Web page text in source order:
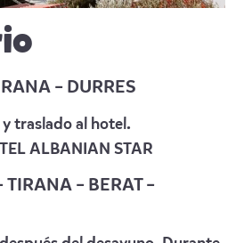
– DURRES
traslado al hotel.
ALBANIAN STAR
TIRANA – BERAT –